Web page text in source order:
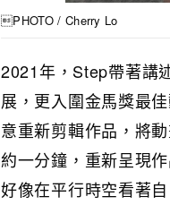
PHOTO / Cherry Lo
2021年，Step帶著講
展，更入圍金馬獎最
意重新剪輯作品，將
約一分鐘，重新呈現
好像在平行時空看著